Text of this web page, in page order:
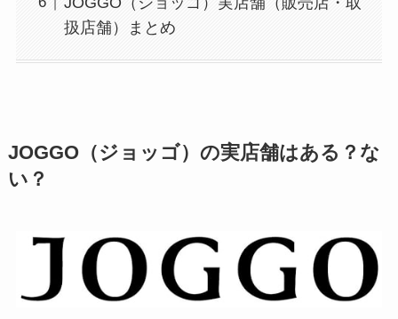
扱店舗）まとめ
JOGGO（ジョッゴ）の実店舗はある？な
い？